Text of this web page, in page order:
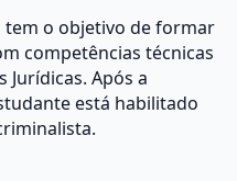
tem o objetivo de formar
competências técnicas
Jurídicas. Após a
está habilitado